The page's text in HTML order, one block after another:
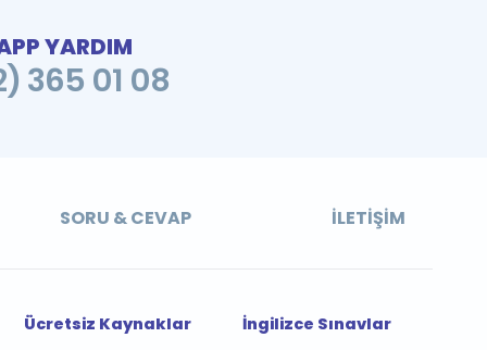
YARDIM
365 01 08
SORU & CEVAP İLETIŞIM
Ücretsiz Kaynaklar
İngilizce Sınavlar